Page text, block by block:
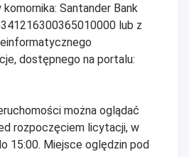
Santander Bank
lub z
dostępnego na portalu:
można oglądać
rozpoczęciem licytacji, w
15:00. Miejsce oględzin pod